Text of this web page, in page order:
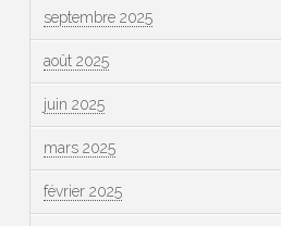
septembre 2025
août 2025
juin 2025
mars 2025
février 2025